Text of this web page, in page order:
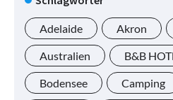
Adelaide Akron
Australien B&B
Bodensee Camping